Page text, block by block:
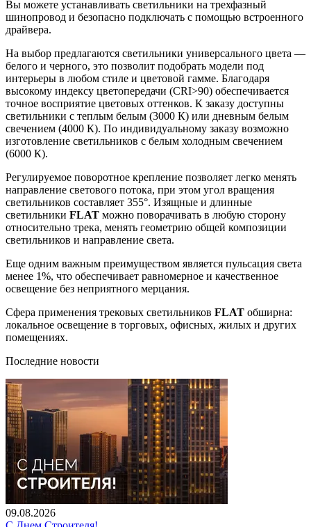
Вы можете устанавливать светильники на трехфазный
шинопровод и безопасно подключать с помощью встроенного
драйвера.
На выбор предлагаются светильники универсального цвета —
белого и черного, это позволит подобрать модели под
интерьеры в любом стиле и цветовой гамме. Благодаря
высокому индексу цветопередачи (CRI>90) обеспечивается
точное восприятие цветовых оттенков. К заказу доступны
светильники с теплым белым (3000 К) или дневным белым
свечением (4000 К). По индивидуальному заказу возможно
изготовление светильников с белым холодным свечением
(6000 К).
Регулируемое поворотное крепление позволяет легко менять
направление светового потока, при этом угол вращения
светильников составляет 355°. Изящные и длинные
светильники FLAT можно поворачивать в любую сторону
относительно трека, менять геометрию общей композиции
светильников и направление света.
Еще одним важным преимуществом является пульсация света
менее 1%, что обеспечивает равномерное и качественное
освещение без неприятного мерцания.
Сфера применения трековых светильников FLAT обширна:
локальное освещение в торговых, офисных, жилых и других
помещениях.
Последние новости
09.08.2026